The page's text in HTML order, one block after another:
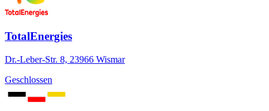
TotalEnergies
Dr.-Leber-Str. 8, 23966 Wismar
Geschlossen